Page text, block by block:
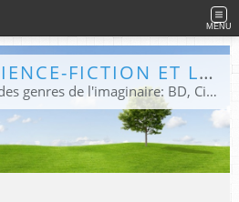
MENU
SITE SUR LA SCIENCE-FICTION ET LE FANTASTIQUE
Site sur toute la culture des genres de l'imaginaire: BD, Cinéma, Livre, Jeux, Théâtre. Présent dans les principaux festivals de film fantastique e de science-fiction, salons et conventions.